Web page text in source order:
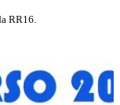
RR16.